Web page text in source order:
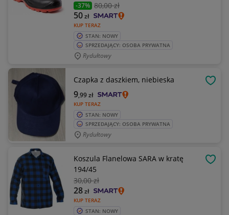
-37% 80,00 zł
KUP TERAZ
50zł
STAN: NOWY
SPRZEDAJĄCY: OSOBA PRYWATNA
Rydułtowy
Czapka z daszkiem, niebieska
KUP TERAZ
9,99zł
STAN: NOWY
SPRZEDAJĄCY: OSOBA PRYWATNA
Rydułtowy
Koszula Flanelowa SARA w kratę
194/45
30,00 zł
KUP TERAZ
28zł
STAN: NOWY